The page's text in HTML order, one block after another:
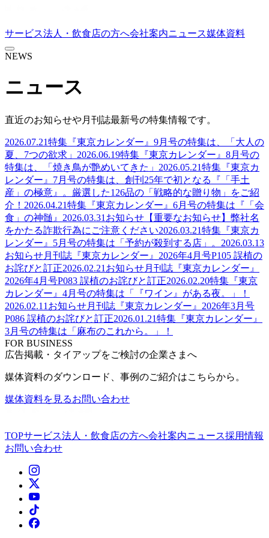
サービス法人・飲食店の方へ会社案内ニュース媒体資料
NEWS
ニュース
直近のお知らせや月刊誌最新号の特集情報です。
2026.07.21特集 『東京カレンダー』9月号の特集は、「大人の
夏、7つの欲求」 2026.06.19特集 『東京カレンダー』8月号の
特集は、「焼き鳥が艶めいてきた」 2026.05.21特集 『東京カ
レンダー』7月号の特集は、創刊25年で初となる『「手土
産」の極意』。厳選した126品の「戦略的な贈り物」をご紹
介！ 2026.04.21特集 『東京カレンダー』6月号の特集は『「会
食」の神髄』 2026.03.31 お知らせ 【重要なお知らせ】弊社名
をかたる詐欺行為にご注意ください2026.03.21特集 『東京カ
レンダー』5月号の特集は「予約が殺到する店」。 2026.03.13
お知らせ月刊誌『東京カレンダー』2026年4月号P105 誤植の
お詫びと訂正2026.02.21 お知らせ月刊誌『東京カレンダー』
2026年4月号P083 誤植のお詫びと訂正2026.02.20特集 『東京
カレンダー』4月号の特集は「『ワイン』がある夜。」！
2026.02.11 お知らせ月刊誌『東京カレンダー』2026年3月号
P086 誤植のお詫びと訂正2026.01.21特集 『東京カレンダー』
3月号の特集は「麻布のこれから。」！
FOR BUSINESS
広告掲載・タイアップをご検討の企業さまへ
媒体資料のダウンロード、事例のご紹介はこちらから。
媒体資料を見るお問い合わせ
TOPサービス法人・飲食店の方へ会社案内ニュース採用情報
お問い合わせ